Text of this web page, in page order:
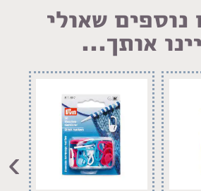
LinkedIn
נוספים שאולי
אותך...
›